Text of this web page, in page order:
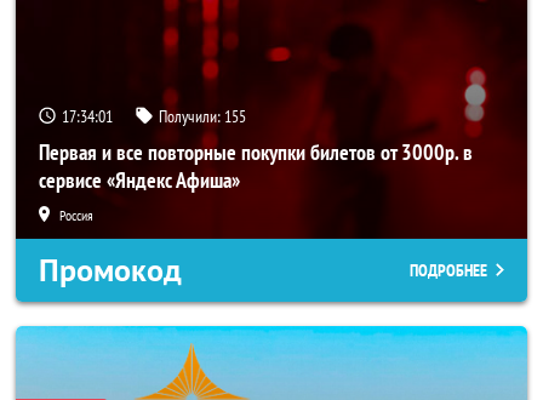
17:34:00 Получили: 155
Первая и все повторные покупки билетов от 3000р. в
сервисе «Яндекс Афиша»
Россия
Промокод ПОДРОБНЕЕ